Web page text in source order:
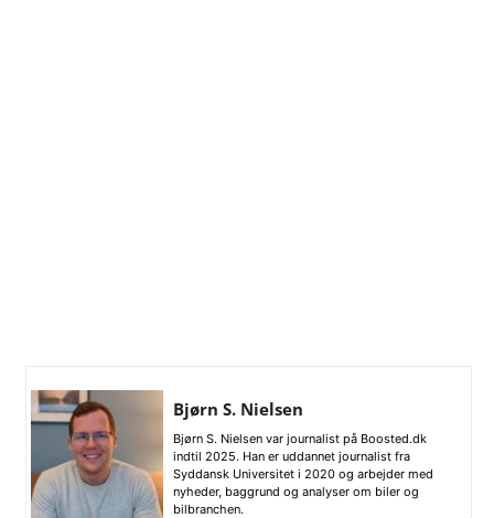
Bjørn S. Nielsen
Bjørn S. Nielsen var journalist på Boosted.dk
indtil 2025. Han er uddannet journalist fra
Syddansk Universitet i 2020 og arbejder med
nyheder, baggrund og analyser om biler og
bilbranchen.